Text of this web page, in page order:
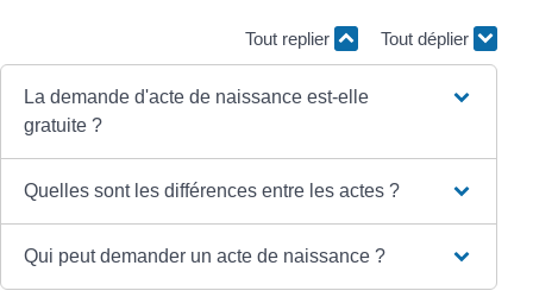
Tout replier Tout déplier
La demande d'acte de naissance est-elle
gratuite ?
Quelles sont les différences entre les actes ?
Qui peut demander un acte de naissance ?